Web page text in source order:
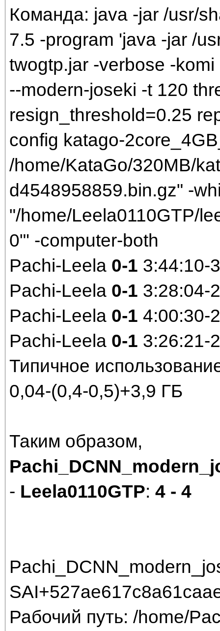
Команда: java -jar /usr/
7.5 -program 'java -jar /
twogtp.jar -verbose -
--modern-joseki -t 120
resign_threshold=0.25
config katago-
/home/KataGo/320MB/
d4548958859.bin.gz" -
"/home/Leela0110GTP/
0"' -computer-both
Pachi-Leela 0-1 3:44:10-
Pachi-Leela 0-1 3:28:04-
Pachi-Leela 0-1 4:00:30-
Pachi-Leela 0-1 3:26:21-
Типичное
0,04-(0,4-0,5)+3,9 ГБ
Таким образом,
- Leela0110GTP: 4 - 4
Рабочий путь: /home/